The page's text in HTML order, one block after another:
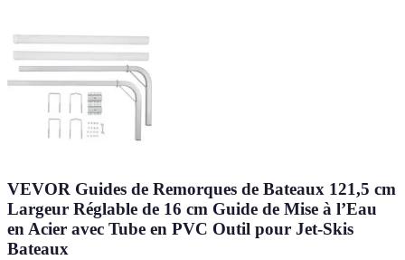
VEVOR Guides de Remorques de Bateaux 121,5 cm
Largeur Réglable de 16 cm Guide de Mise à l’Eau
en Acier avec Tube en PVC Outil pour Jet-Skis
Bateaux